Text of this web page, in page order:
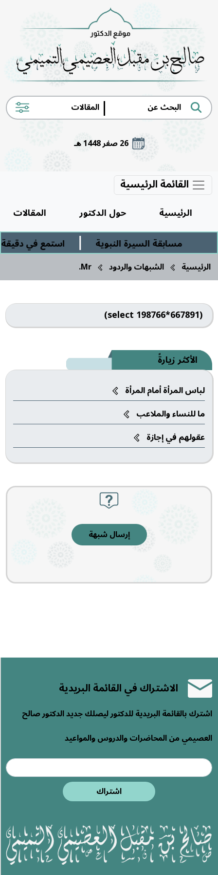
|
26 صفر 1448 هـ
القائمة الرئيسية
الرئيسية حول الدكتور
المقالات
مسابقة السيرة النبوية
| استمع في
الرئيسية الشبهات والردود Mr.
الأكثر زيارةً
لباس المرأة أمام المرأة
ما للنساء والملاعب‎
عقولهم في إجازة
إرسال شبهة
(select 198766*667891)
الاشتراك في القائمة البريدية
اشترك بالقائمة البريدية للدكتور ليصلك جديد الدكتور صالح
العصيمي من المحاضرات والدروس والمواعيد
اشتراك